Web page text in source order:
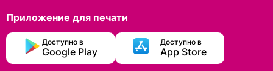
Приложение для печати
Доступно в
Google Play
Доступно в
App Store